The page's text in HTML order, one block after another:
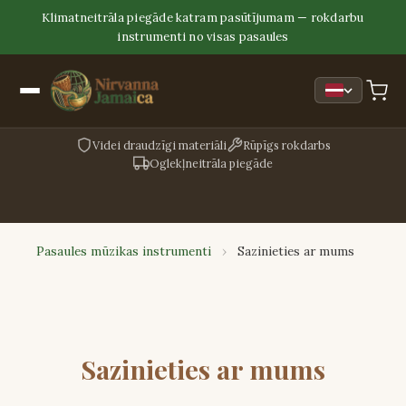
Klimatneitrāla piegāde katram pasūtījumam — rokdarbu
instrumenti no visas pasaules
Videi draudzīgi materiāli
Rūpīgs rokdarbs
Oglekļneitrāla piegāde
Pasaules mūzikas instrumenti › Sazinieties ar mums
Sazinieties ar mums